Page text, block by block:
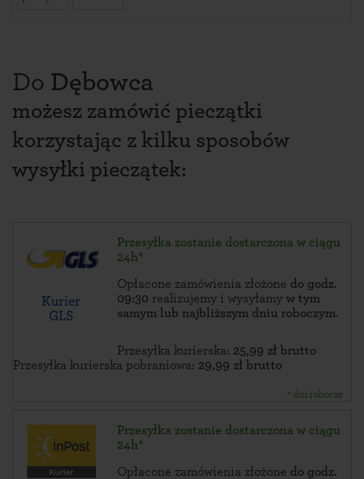
Do Dębowca
możesz zamówić pieczątki
korzystając z kilku sposobów
wysyłki pieczątek:
Kurier
GLS
Przesyłka zostanie dostarczona w ciągu
24h*
Opłacone zamówienia złożone do godz.
09:30 realizujemy i wysyłamy w tym
samym lub najbliższym dniu roboczym.
Przesyłka kurierska: 25,99 zł brutto
Przesyłka kurierska pobraniowa: 29,99 zł brutto
* dni robocze
Przesyłka zostanie dostarczona w ciągu
24h*
Opłacone zamówienia złożone do godz.